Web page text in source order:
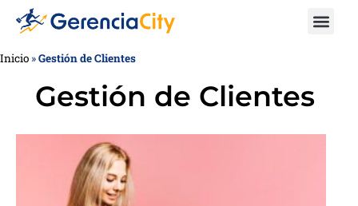
Gestión de Clientes
Inicio »Gestión de Clientes